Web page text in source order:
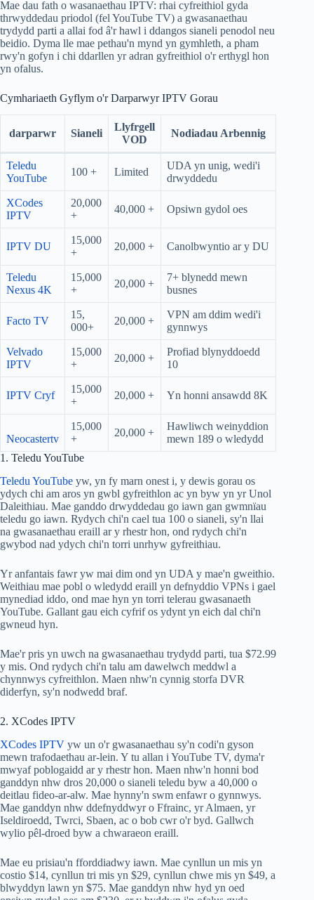
Mae dau fath o wasanaethau IPTV: rhai cyfreithiol gyda
thrwyddedau priodol (fel YouTube TV) a gwasanaethau
trydydd parti a allai fod â'r hawl i ddangos sianeli penodol neu
beidio. Dyma lle mae pethau'n mynd yn gymhleth, a pham
rwy'n gofyn i chi ddarllen yr adran gyfreithiol o'r erthygl hon
yn ofalus.
Cymhariaeth Gyflym o'r Darparwyr IPTV Gorau
darparwr Sianeli
Llyfrgell
VOD
Nodiadau Arbennig
Teledu
YouTube
100 + Limited
UDA yn unig, wedi'i
drwyddedu
XCodes
IPTV
20,000
+
40,000 + Opsiwn gydol oes
IPTV DU
15,000
+
20,000 + Canolbwyntio ar y DU
Teledu
Nexus 4K
15,000
+
20,000 +
7+ blynedd mewn
busnes
Facto TV
15,
000+
20,000 +
VPN am ddim wedi'i
gynnwys
Velvado
IPTV
15,000
+
20,000 +
Profiad blynyddoedd
10
IPTV Cryf
15,000
+
20,000 + Yn honni ansawdd 8K
Neocastertv
15,000
+
20,000 +
Hawliwch weinyddion
mewn 189 o wledydd
1. Teledu YouTube
Teledu YouTube yw, yn fy marn onest i, y dewis gorau os
ydych chi am aros yn gwbl gyfreithlon ac yn byw yn yr Unol
Daleithiau. Mae ganddo drwyddedau go iawn gan gwmnïau
teledu go iawn. Rydych chi'n cael tua 100 o sianeli, sy'n llai
na gwasanaethau eraill ar y rhestr hon, ond rydych chi'n
gwybod nad ydych chi'n torri unrhyw gyfreithiau.
Yr anfantais fawr yw mai dim ond yn UDA y mae'n gweithio.
Weithiau mae pobl o wledydd eraill yn defnyddio VPNs i gael
mynediad iddo, ond mae hyn yn torri telerau gwasanaeth
YouTube. Gallant gau eich cyfrif os ydynt yn eich dal chi'n
gwneud hyn.
Mae'r pris yn uwch na gwasanaethau trydydd parti, tua $72.99
y mis. Ond rydych chi'n talu am dawelwch meddwl a
chynnwys cyfreithlon. Maen nhw'n cynnig storfa DVR
diderfyn, sy'n nodwedd braf.
2. XCodes IPTV
XCodes IPTV yw un o'r gwasanaethau sy'n codi'n gyson
mewn trafodaethau ar-lein. Y tu allan i YouTube TV, dyma'r
mwyaf poblogaidd ar y rhestr hon. Maen nhw'n honni bod
ganddyn nhw dros 20,000 o sianeli teledu byw a 40,000 o
deitlau fideo-ar-alw. Mae hynny'n swm enfawr o gynnwys.
Mae ganddyn nhw ddefnyddwyr o Ffrainc, yr Almaen, yr
Iseldiroedd, Twrci, Sbaen, ac o bob cwr o'r byd. Gallwch
wylio pêl-droed byw a chwaraeon eraill.
Mae eu prisiau'n fforddiadwy iawn. Mae cynllun un mis yn
costio $14, cynllun tri mis yn $29, cynllun chwe mis yn $49, a
blwyddyn lawn yn $75. Mae ganddyn nhw hyd yn oed